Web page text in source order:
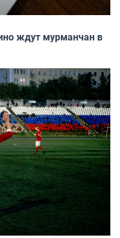
ждут мурманчан в